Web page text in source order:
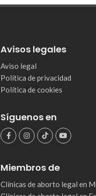
Avisos legales
Aviso legal
Política de privacidad
Política de cookies
Síguenos en
Miembros de
Clínicas de aborto legal en